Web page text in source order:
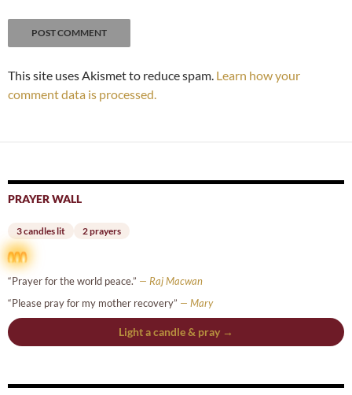
This site uses Akismet to reduce spam. Learn how your
comment data is processed.
PRAYER WALL
3 candles lit 2 prayers
“Prayer for the world peace.” — Raj Macwan
“Please pray for my mother recovery” — Mary
Light a candle & pray →